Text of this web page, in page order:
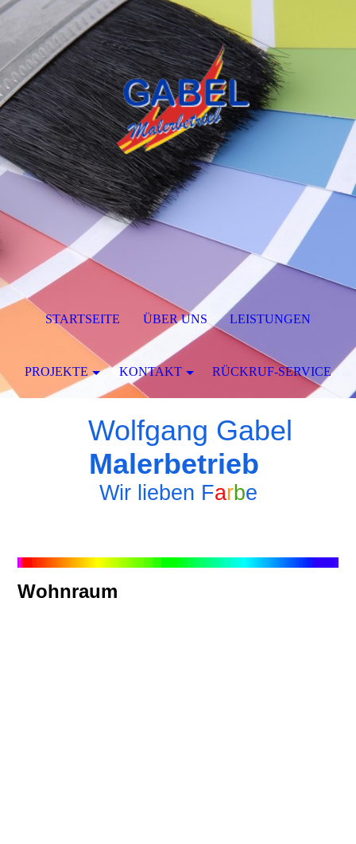
Wolfgang Gabel
Malerbetrieb
Wir lieben Farbe
Wohnraum
STARTSEITE ÜBER UNS LEISTUNGEN
PROJEKTE KONTAKT RÜCKRUF-SERVICE